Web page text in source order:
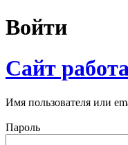
Войти
Сайт
Имя пользователя или
Пароль